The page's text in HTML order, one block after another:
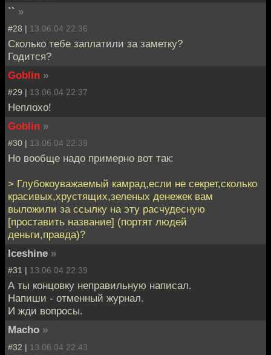
`` »
#28 | 13.06.04 22:36
Сколько тебе заплатили за заметку?
Годится?
Goblin »
#29 | 13.06.04 22:37
Неплохо!
Goblin »
#30 | 13.06.04 22:39
Но вообще надо примерно вот так:
> Глубокоуважаемый камрад,если не секрет,сколько
красивых,хрустящих,зеленых денежек вам
выложили за ссылку на эту расчудесную
[проставить название] (портят людей
деньги,правда)?
Iceshine »
#31 | 13.06.04 22:39
А ты концовку неправильную написал.
Напиши - отменный журнал.
И жди вопросы.
Macho »
#32 | 13.06.04 22:43